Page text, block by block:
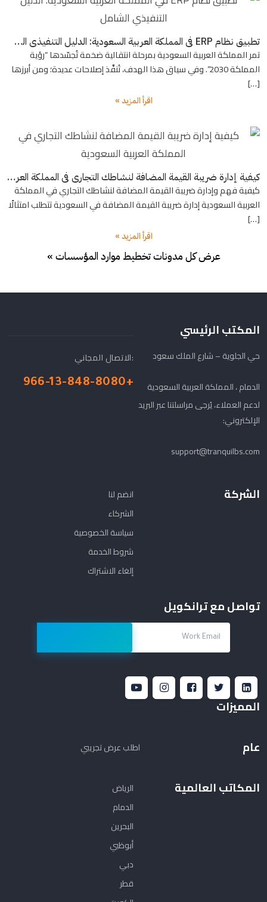
تطبيق نظام ERP في المملكة العربية السعودية: الدليل التنفيذي الشامل
تمر المملكة العربية السعودية بمرحلة انتقالية ضخمة تُجسّدها “رؤية
المملكة 2030”. وفي سياق هذا الهدف، تُنفَّذ إصلاحات عديدة؛ ومن أبرزها
[…]
اقرأ المزيد »
كيفية إدارة ضريبة القيمة المضافة لنشاطك التجاري في المملكة العربية السعودية
كيفية فهم وإدارة ضريبة القيمة المضافة لنشاطك التجاري في المملكة
العربية السعودية إدارة ضريبة القيمة المضافة في السعودية تتطلب امتثالًا
[…]
اقرأ المزيد »
عرض كل مدونات تخطيط موارد المؤسسات »
المكتب الرئيسي
حي الجلوية – شارع الملك سعود
الدمام ، المملكة العربية السعودية
لدعم العملاء، يُرجى مراسلتنا عبر البريد
الإلكتروني:
support@tranquilbs.com
الاتصال المجاني:
+966-13-848-8080
الشركة
انضم لنا
الشركاء
سياسة الخصوصية
شروط الخدمة
إلغاء الاشتراك
تواصل مع ترانكويل
المميزات
ادارة الموارد البشرية والرواتب
عام اطلب عرض تجريبي
المكاتب العالمية
الرياض
الدمام
البحرين
أبوظبي
دبي
قطر